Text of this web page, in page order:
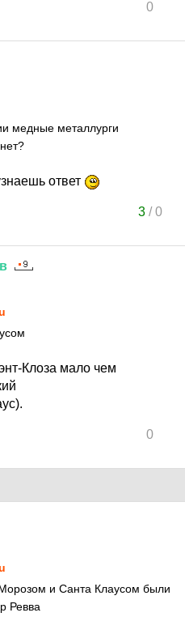
0
медные металлурги
ответ
3/0
Клоза мало чем
0
и Санта Клаусом были
Ревва